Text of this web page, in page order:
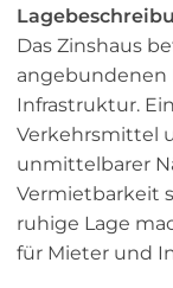
Das Zinshaus
angebundenen
Infrastruktur.
Verkehrsmittel
unmittelbarer
Vermietbarkeit
ruhige Lage
für Mieter und